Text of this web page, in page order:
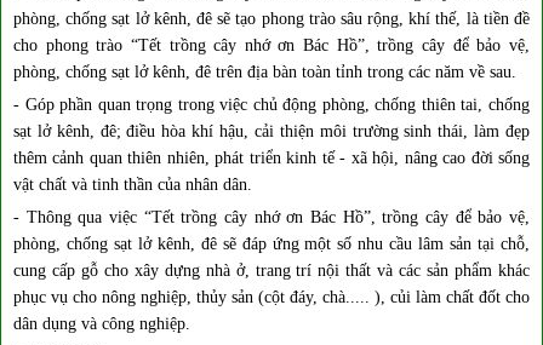
phòng, chống sạt lở kênh, đê sẽ tạo phong trào sâu rộng, khí thế, là tiền đề
cho phong trào “Tết trồng cây nhớ ơn Bác Hồ”, trồng cây để bảo vệ,
phòng, chống sạt lở kênh, đê trên địa bàn toàn tỉnh trong các năm về sau.
- Góp phần quan trọng trong việc chủ động phòng, chống thiên tai, chống
sạt lở kênh, đê; điều hòa khí hậu, cải thiện môi trường sinh thái, làm đẹp
thêm cảnh quan thiên nhiên, phát triển kinh tế - xã hội, nâng cao đời sống
vật chất và tinh thần của nhân dân.
- Thông qua việc “Tết trồng cây nhớ ơn Bác Hồ”, trồng cây để bảo vệ,
phòng, chống sạt lở kênh, đê sẽ đáp ứng một số nhu cầu lâm sản tại chỗ,
cung cấp gỗ cho xây dựng nhà ở, trang trí nội thất và các sản phẩm khác
phục vụ cho nông nghiệp, thủy sản (cột đáy, chà..... ), củi làm chất đốt cho
dân dụng và công nghiệp.